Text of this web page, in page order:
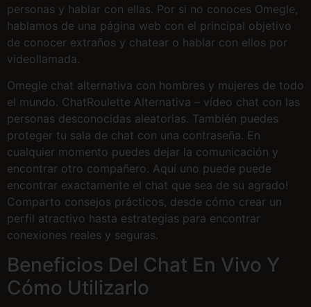
personas y hablar con ellas. Por si no conoces Omegle,
hablamos de una página web con el principal objetivo
de conocer extraños y chatear o hablar con ellos por
videollamada.
Omegle chat alternativa con hombres y mujeres de todo
el mundo. ChatRoulette Alternativa – vídeo chat con las
personas desconocidas aleatorias. También puedes
proteger tu sala de chat con una contraseña. En
cualquier momento puedes dejar la comunicación y
encontrar otro compañero. Aquí uno puede puede
encontrar exactamente el chat que sea de su agrado!
Comparto consejos prácticos, desde cómo crear un
perfil atractivo hasta estrategias para encontrar
conexiones reales y seguras.
Beneficios Del Chat En Vivo Y
Cómo Utilizarlo